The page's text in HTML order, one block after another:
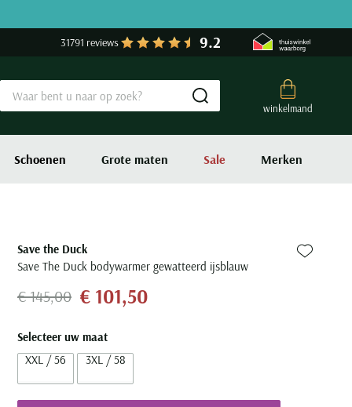
31791 reviews 9.2
winkelmand
Submit search
Schoenen Grote maten Sale Merken
Save the Duck
Save The Duck bodywarmer gewatteerd ijsblauw
Zet bij
€ 145,00 € 101,50
Selecteer uw maat
XXL / 56
3XL / 58